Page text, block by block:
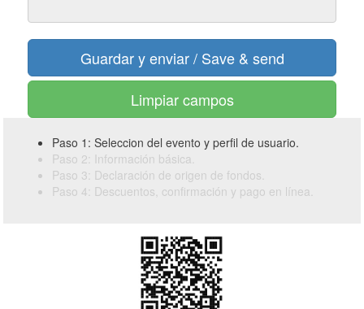
Limpiar campos
Paso 1: Seleccion del evento y perfil de usuario.
Paso 2: Información básica.
Paso 3: Declaración de origen de fondos.
Paso 4: Descuentos, confirmación y pago en línea.